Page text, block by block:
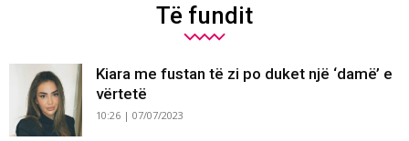
Të fundit
Kiara me fustan të zi po duket një ‘damë’ e
vërtetë
10:26 | 07/07/2023